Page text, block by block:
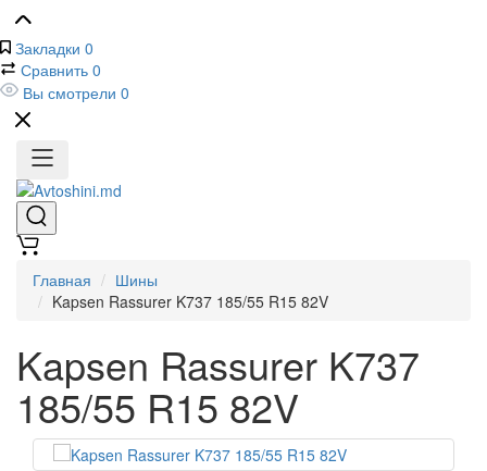
Закладки 0
Сравнить 0
Вы смотрели 0
Главная
Шины
Kapsen Rassurer K737 185/55 R15 82V
Kapsen Rassurer K737
185/55 R15 82V